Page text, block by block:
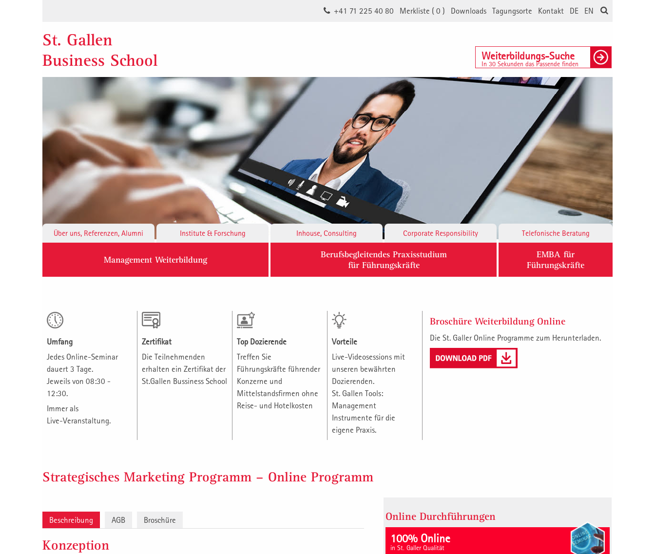
EN
DE
Kontakt
Tagungsorte
Downloads
Merkliste (0 )
+41 71 225 40 80
St. Gallen
Business School
Weiterbildungs-Suche
In 30 Sekunden das Passende finden
Über uns, Referenzen, Alumni Institute & Forschung Inhouse, Consulting Corporate Responsibility Telefonische Beratung
Management Weiterbildung
Berufsbegleitendes Praxisstudium
für Führungskräfte
EMBA für
Führungskräfte
Umfang
Jedes Online-Seminar
dauert 3 Tage.
Jeweils von 08:30 -
12:30.
Immer als
Live-Veranstaltung.
Zertifikat
Die Teilnehmenden
erhalten ein Zertifikat der
St.Gallen Bussiness School
Top Dozierende
Treffen Sie
Führungskräfte führender
Konzerne und
Mittelstandsfirmen ohne
Reise- und Hotelkosten
Vorteile
Live-Videosessions mit
unseren bewährten
Dozierenden.
St. Gallen Tools:
Management
Instrumente für die
eigene Praxis.
Broschüre Weiterbildung Online
Die St. Galler Online Programme zum Herunterladen.
Strategisches Marketing Programm – Online Programm
Beschreibung AGB Broschüre
Konzeption
Online Durchführungen
100% Online
in St. Galler Qualität